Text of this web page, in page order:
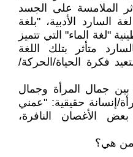
الملامسة على الجسد
الأدبية، "بلغة
"لغة الماء" التي تتميز
متأثر بتلك اللغة
فكرة الحياة/الحركة/
بين جمال المرأة وجمال
إنسانة حقيقية: "عمني
الأغصان النافرة،
من هي؟